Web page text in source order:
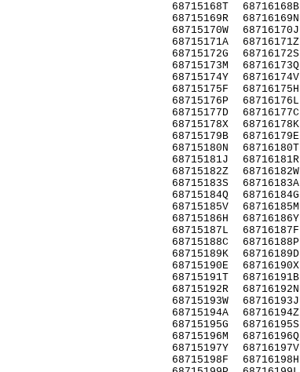
68715168T
68715169R
68715170W
68715171A
68715172G
68715173M
68715174Y
68715175F
68715176P
68715177D
68715178X
68715179B
68715180N
68715181J
68715182Z
68715183S
68715184Q
68715185V
68715186H
68715187L
68715188C
68715189K
68715190E
68715191T
68715192R
68715193W
68715194A
68715195G
68715196M
68715197Y
68715198F
68716168B
68716169N
68716170J
68716171Z
68716172S
68716173Q
68716174V
68716175H
68716176L
68716177C
68716178K
68716179E
68716180T
68716181R
68716182W
68716183A
68716184G
68716185M
68716186Y
68716187F
68716188P
68716189D
68716190X
68716191B
68716192N
68716193J
68716194Z
68716195S
68716196Q
68716197V
68716198H